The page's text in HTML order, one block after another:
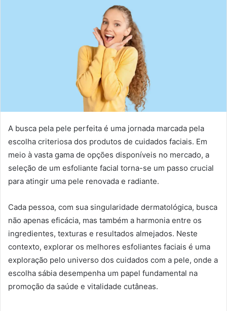
A busca pela pele perfeita é uma jornada marcada pela
escolha criteriosa dos produtos de cuidados faciais. Em
meio à vasta gama de opções disponíveis no mercado, a
seleção de um esfoliante facial torna-se um passo crucial
para atingir uma pele renovada e radiante.
Cada pessoa, com sua singularidade dermatológica, busca
não apenas eficácia, mas também a harmonia entre os
ingredientes, texturas e resultados almejados. Neste
contexto, explorar os melhores esfoliantes faciais é uma
exploração pelo universo dos cuidados com a pele, onde a
escolha sábia desempenha um papel fundamental na
promoção da saúde e vitalidade cutâneas.